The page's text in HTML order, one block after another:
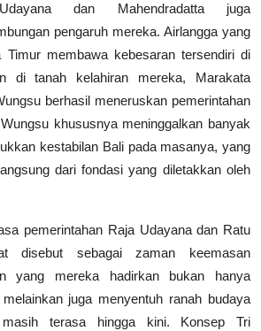
Udayana dan Mahendradatta juga
pengaruh mereka. Airlangga yang
membawa kebesaran tersendiri di
di tanah kelahiran mereka, Marakata
berhasil meneruskan pemerintahan
khususnya meninggalkan banyak
kestabilan Bali pada masanya, yang
dari fondasi yang diletakkan oleh
pemerintahan Raja Udayana dan Ratu
disebut sebagai zaman keemasan
yang mereka hadirkan bukan hanya
juga menyentuh ranah budaya
terasa hingga kini. Konsep Tri